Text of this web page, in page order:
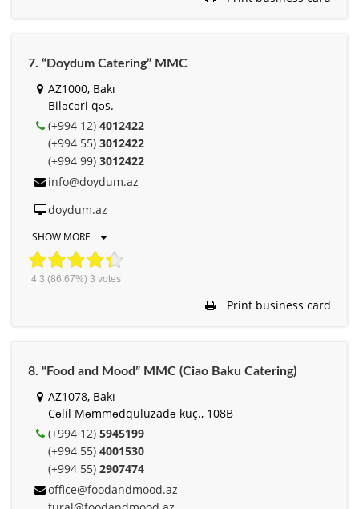
7. “Doydum Catering” MMC
AZ1000, Bakı
Biləcəri qəs.
(+994 12) 4012422
(+994 55) 3012422
(+994 99) 3012422
info@doydum.az
doydum.az
SHOW MORE
4.3 (86.67%) 3 votes
Print business card
8. “Food and Mood” MMC (Ciao Baku Catering)
AZ1078, Bakı
Cəlil Məmmədquluzadə küç., 108B
(+994 12) 5945199
(+994 55) 4001530
(+994 55) 2907474
office@foodandmood.az